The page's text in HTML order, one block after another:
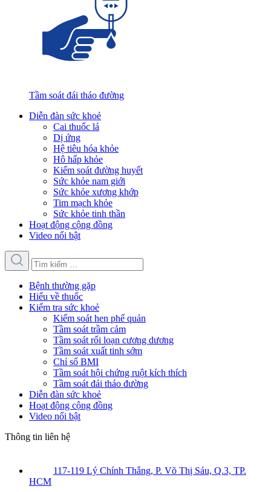
Tầm soát đái tháo đường
Diễn đàn sức khoẻ
Cai thuốc lá
Dị ứng
Hệ tiêu hóa khỏe
Hô hấp khỏe
Kiểm soát đường huyết
Sức khỏe nam giới
Sức khỏe xương khớp
Tim mạch khỏe
Sức khỏe tinh thần
Hoạt động cộng đồng
Video nổi bật
Bệnh thường gặp
Hiểu về thuốc
Kiểm tra sức khoẻ
Kiểm soát hen phế quản
Tầm soát trầm cảm
Tầm soát rối loạn cương dương
Tầm soát xuất tinh sớm
Chỉ số BMI
Tầm soát hội chứng ruột kích thích
Tầm soát đái tháo đường
Diễn đàn sức khoẻ
Hoạt động cộng đồng
Video nổi bật
Thông tin liên hệ
117-119 Lý Chính Thắng, P. Võ Thị Sáu, Q.3, TP.
HCM